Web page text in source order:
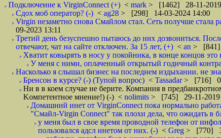
Подключение к VirginConnect (+) < mark > [1462] 28-11-
Сдох моб оператор? (-) < ag28 > [298] 14-03-2024 14:00
Virgin незаметно снова Смайлом стал. Сеть получше стала
09-2023 13:11
Третий день безуспешно пытаюсь до них дозвониться.
отвечают, чат на сайте отключен. За 15 лет, (+) < an > [841]
Хватит ковырять в носу у покойника, в конце концов
У меня с ними, оплаченный открытый годичный
Насколько я слышал бизнес на последнем издыхании. не
Бренсон в курсе? (-) (Тупой вопрос) < Tassadar> [716]
Ни в в коем случае не берите. Компания в
Kомпетентное мнение!) (-) < nolimits > [745] 29-11-2019
Домашний инет от VirginConnect пока нормально
"Смайл-Virgin Connect" так плохи дела, что ожидать в
у меня был в свое время проводной телефон от
пользовался адсл инетом от них. (-) < Greg > [770]